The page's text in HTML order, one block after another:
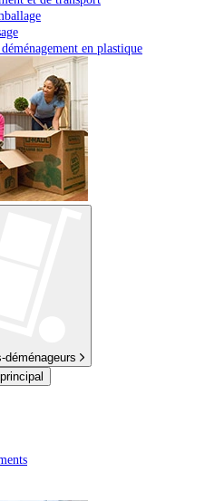
en plastique
déménageurs